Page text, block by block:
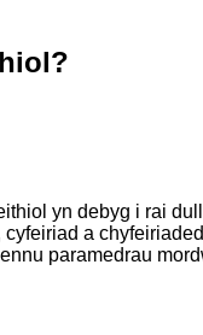
yn debyg i rai
a
paramedrau